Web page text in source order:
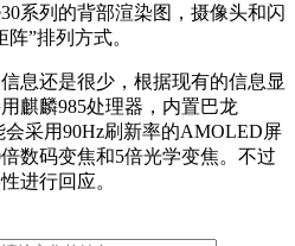
系列的背部渲染图，摄像头和闪
阵”排列方式。
息还是很少，根据现有的信息显
麒麟985处理器，内置巴龙
会采用90Hz刷新率的AMOLED屏
数码变焦和5倍光学变焦。不过
进行回应。